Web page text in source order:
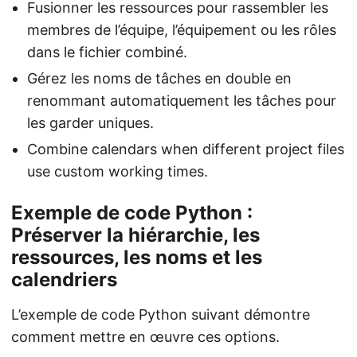
Fusionner les ressources pour rassembler les
membres de l’équipe, l’équipement ou les rôles
dans le fichier combiné.
Gérez les noms de tâches en double en
renommant automatiquement les tâches pour
les garder uniques.
Combine calendars when different project files
use custom working times.
Exemple de code Python :
Préserver la hiérarchie, les
ressources, les noms et les
calendriers
L’exemple de code Python suivant démontre
comment mettre en œuvre ces options.